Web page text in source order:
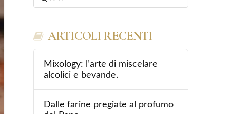
ARTICOLI RECENTI
Mixology: l’arte di miscelare
alcolici e bevande.
Dalle farine pregiate al profumo